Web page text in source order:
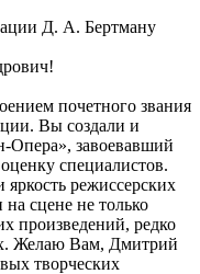
Д. А. Бертману
почетного звания
Вы создали и
Опера», завоевавший
специалистов.
режиссерских
сцене не только
произведений, редко
Желаю Вам, Дмитрий
творческих